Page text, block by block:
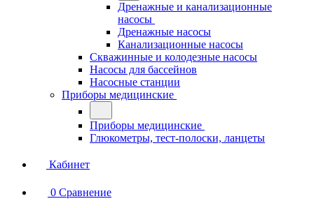
Дренажные и канализационные
насосы
Дренажные насосы
Канализационные насосы
Скважинные и колодезные насосы
Насосы для бассейнов
Насосные станции
Приборы медицинские
Приборы медицинские
Глюкометры, тест-полоски, ланцеты
Кабинет
0 Сравнение